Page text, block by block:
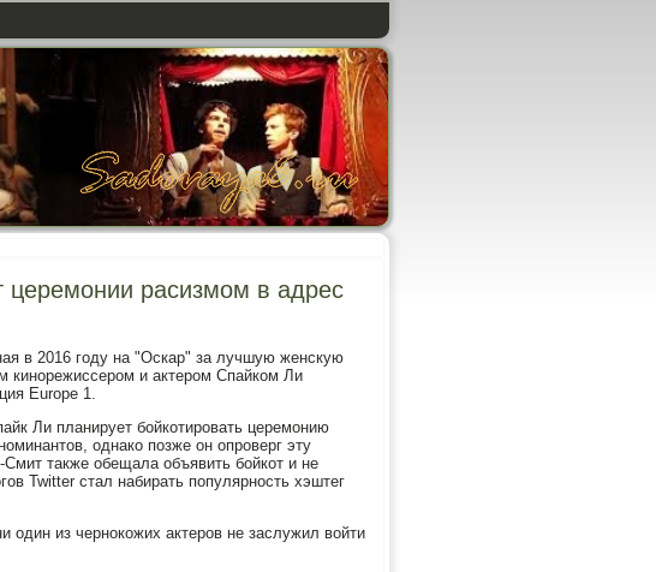
церемонии расизмом в адрес
в 2016 году на "Оскар" за лучшую женскую
кинорежиссером и актером Спайком Ли
Europe 1.
Ли планирует бойкотировать церемонию
однако позже он опроверг эту
также обещала объявить бойкот и не
Twitter стал набирать популярность хэштег
из чернокожих актеров не заслужил войти